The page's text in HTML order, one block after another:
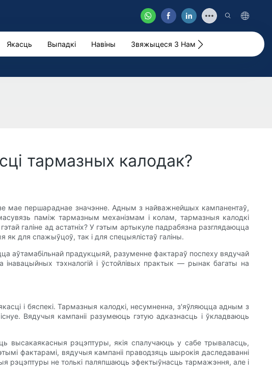
Якасць Выпадкі Навіны Звяжыцеся З Намі
тармазных калодак?
мае першараднае значэнне. Адным з найважнейшых кампанентаў,
паміж тармазным механізмам і колам, тармазныя калодкі
галіне ад астатніх? У гэтым артыкуле падрабязна разглядаюцца
як для спажыўцоў, так і для спецыялістаў галіны.
аўтамабільнай прадукцыяй, разуменне фактараў поспеху вядучай
тэхналогій і ўстойлівых практык — рынак багаты на
і бяспекі. Тармазныя калодкі, несумненна, з'яўляюцца адным з
Вядучыя кампаніі разумеюць гэтую адказнасць і ўкладваюць
высакаякасныя рэцэптуры, якія спалучаюць у сабе трываласць,
фактарамі, вядучыя кампаніі праводзяць шырокія даследаванні
рэцэптуры не толькі паляпшаюць эфектыўнасць тармажэння, але і